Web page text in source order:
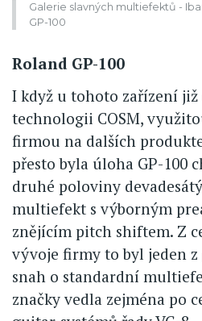
Galerie slavných multiefektů -
GP-100
Roland GP-100
I když u tohoto zařízení již
technologii COSM,
firmou na dalších
přesto byla úloha GP-100
druhé poloviny
multiefekt s výborným
znějícím pitch shiftem. Z
vývoje firmy to byl jeden
snah o standardní
značky vedla zejména po